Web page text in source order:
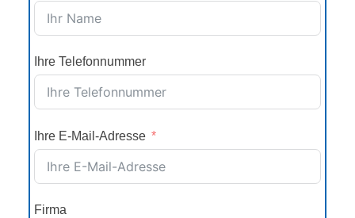
Ihre Telefonnummer
Ihre E-Mail-Adresse
Firma